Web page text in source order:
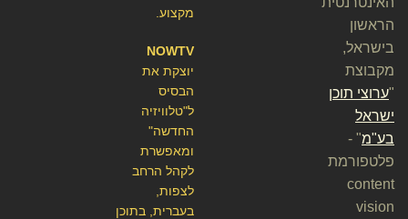
מקצוע.
NOWTV
יוצקת את
הבסיס
ל"טלוויזיה
החדשה"
ומאפשרת
לקהל הרחב
לצפות,
בעברית, בתוכן
הראשון
בישראל,
מקבוצת
"ערוצי תוכן
ישראל
בע"מ" -
פלטפורמת
content
vision